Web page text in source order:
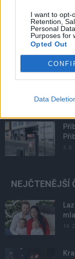
I want to opt-
Retention,
Personal
Purposes for
Opted Out
Data
6. 8.
4. 8.
3.
NEJČTENĚJŠÍ
14.